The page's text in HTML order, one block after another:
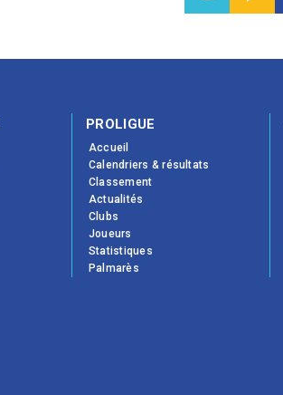
PROLIGUE
Accueil
Calendriers & résultats
Classement
Actualités
Clubs
Joueurs
Statistiques
Palmarès